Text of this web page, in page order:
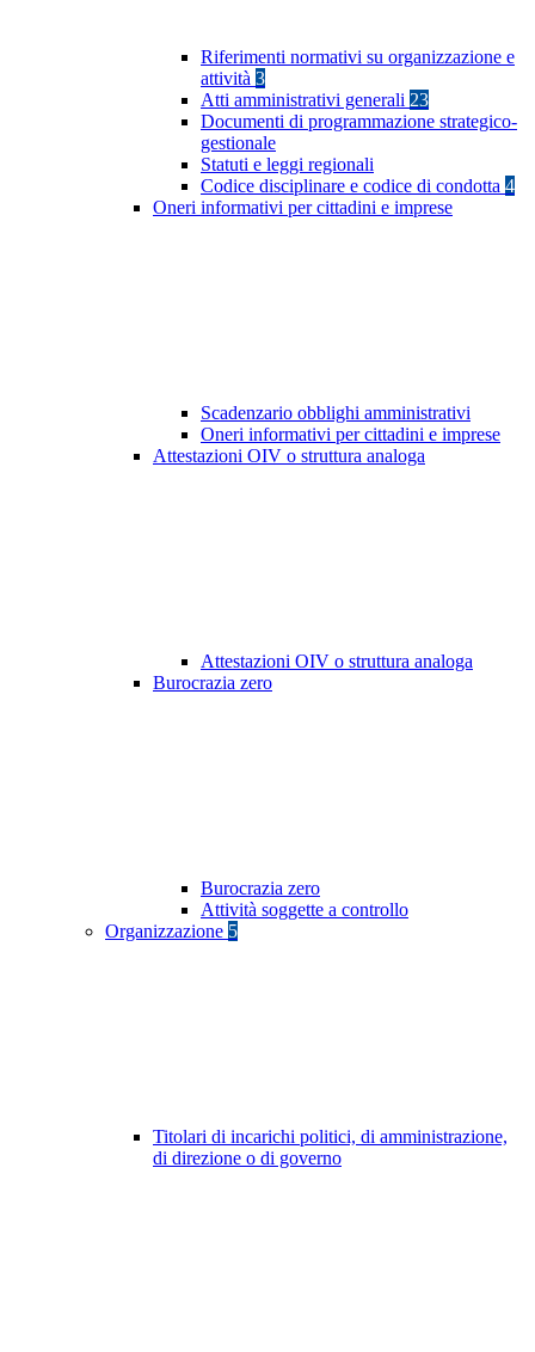
Riferimenti normativi su organizzazione e
attività 3
Atti amministrativi generali 23
Documenti di programmazione strategico-
gestionale
Statuti e leggi regionali
Codice disciplinare e codice di condotta 4
Oneri informativi per cittadini e imprese
Scadenzario obblighi amministrativi
Oneri informativi per cittadini e imprese
Attestazioni OIV o struttura analoga
Attestazioni OIV o struttura analoga
Burocrazia zero
Burocrazia zero
Attività soggette a controllo
Organizzazione 5
Titolari di incarichi politici, di amministrazione,
di direzione o di governo